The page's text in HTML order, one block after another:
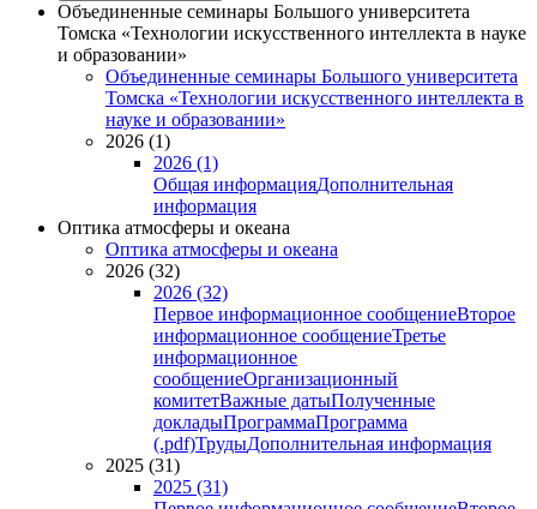
Объединенные семинары Большого университета
Томска «Технологии искусственного интеллекта в науке
и образовании»
Объединенные семинары Большого университета
Томска «Технологии искусственного интеллекта в
науке и образовании»
2026 (1)
2026 (1)
Общая информацияДополнительная
информация
Оптика атмосферы и океана
Оптика атмосферы и океана
2026 (32)
2026 (32)
Первое информационное сообщениеВторое
информационное сообщениеТретье
информационное
сообщениеОрганизационный
комитетВажные датыПолученные
докладыПрограммаПрограмма
(.pdf)ТрудыДополнительная информация
2025 (31)
2025 (31)